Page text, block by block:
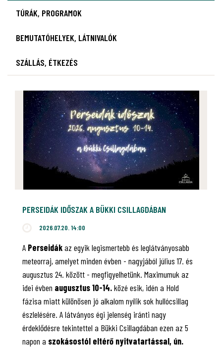
TÚRÁK, PROGRAMOK
BEMUTATÓHELYEK, LÁTNIVALÓK
SZÁLLÁS, ÉTKEZÉS
PERSEIDÁK IDŐSZAK A BÜKKI CSILLAGDÁBAN
2026.07.20. 14:00
A Perseidákaz egyik legismertebb és leglátványosabb
meteorraj, amelyet minden évben - nagyjából július 17. és
augusztus 24. között - megfigyelhetünk. Maximumuk az
idei évben augusztus 10-14.közé esik, idén a Hold
fázisa miatt különösen jó alkalom nyílik sok hullócsillag
észlelésére. A látványos égi jelenség iránti nagy
érdeklődésre tekintettel a Bükki Csillagdában ezen az 5
napon a szokásostól eltérő nyitvatartással, ún.